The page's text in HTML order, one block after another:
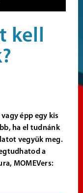
kell
épp egy kis
ha el tudnánk
vegyük meg.
a
MOMEVers: